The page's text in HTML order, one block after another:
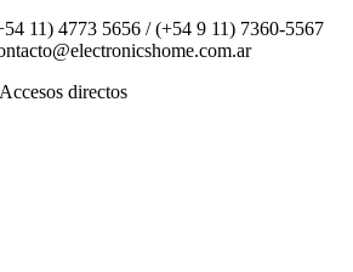
11) 4773 5656 / (+54 9 11) 7360-5567
Accesos directos